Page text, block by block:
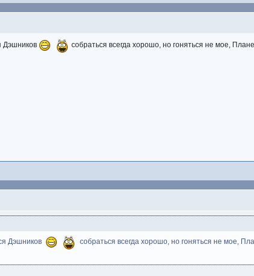
Дэшников собраться всегда хорошо, но гоняться не мое,
Дэшников собраться всегда хорошо, но гоняться не мое,